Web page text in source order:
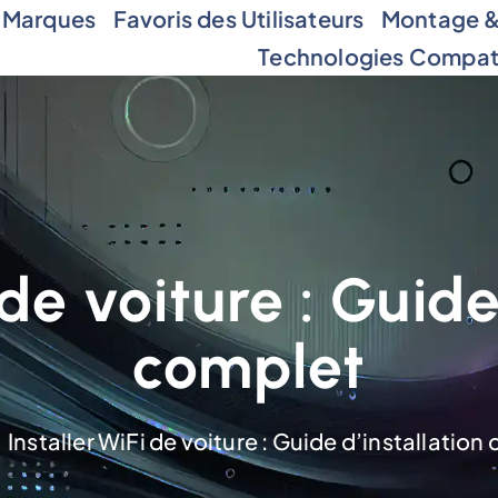
Favoris des Utilisateurs
Montage
Technologies
voiture :
complet
Installer WiFi de voiture : Guide d’installation